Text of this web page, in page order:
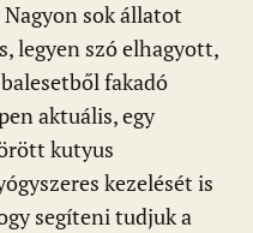
sok állatot
legyen szó elhagyott,
fakadó
aktuális, egy
kutyus
kezelését is
segíteni tudjuk a